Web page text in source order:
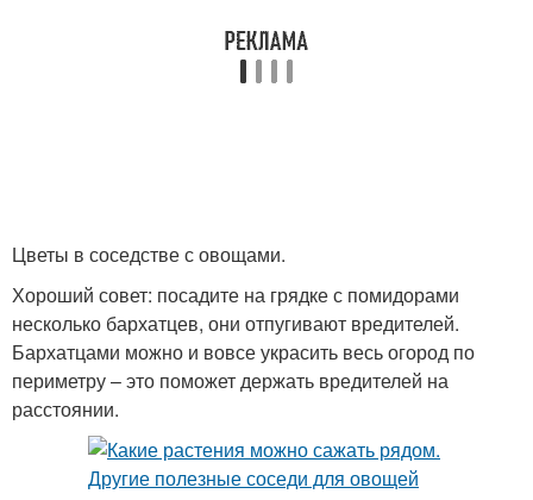
Цветы в соседстве с овощами.
Хороший совет: посадите на грядке с помидорами
несколько бархатцев, они отпугивают вредителей.
Бархатцами можно и вовсе украсить весь огород по
периметру – это поможет держать вредителей на
расстоянии.